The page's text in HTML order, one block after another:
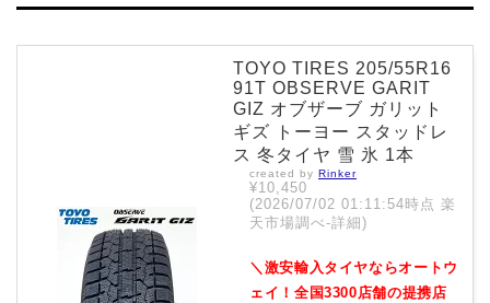
TOYO TIRES 205/55R16
91T OBSERVE GARIT
GIZ オブザーブ ガリット
ギズ トーヨー スタッドレ
ス 冬タイヤ 雪 氷 1本
created by Rinker
¥10,450
(2026/07/02 01:11:54時点 楽
天市場調べ-詳細)
＼激安輸入タイヤならオートウ
ェイ！全国3300店舗の提携店